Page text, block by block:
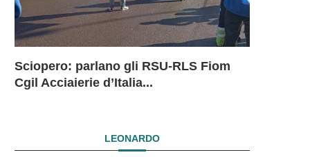
Sciopero: parlano gli RSU-RLS Fiom
Cgil Acciaierie d’Italia...
LEONARDO